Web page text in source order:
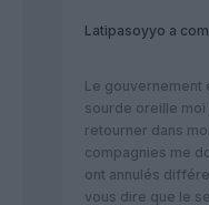
Latipasoyyo a
Le gouvernement
sourde oreille moi
retourner dans
compagnies me
ont annulés
vous dire que le